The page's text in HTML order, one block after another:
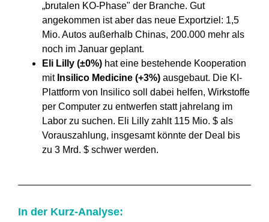
„brutalen KO-Phase" der Branche. Gut
angekommen ist aber das neue Exportziel: 1,5
Mio. Autos außerhalb Chinas, 200.000 mehr als
noch im Januar geplant.
Eli Lilly (±0%) hat eine bestehende Kooperation
mit Insilico Medicine (+3%) ausgebaut. Die KI-
Plattform von Insilico soll dabei helfen, Wirkstoffe
per Computer zu entwerfen statt jahrelang im
Labor zu suchen. Eli Lilly zahlt 115 Mio. $ als
Vorauszahlung, insgesamt könnte der Deal bis
zu 3 Mrd. $ schwer werden.
In der Kurz-Analyse: